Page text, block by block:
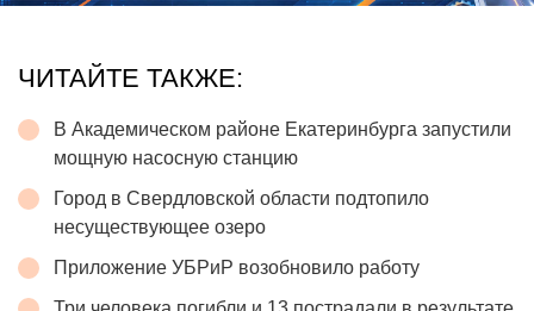
ЧИТАЙТЕ ТАКЖЕ:
В Академическом районе Екатеринбурга запустили
мощную насосную станцию
Город в Свердловской области подтопило
несуществующее озеро
Приложение УБРиР возобновило работу